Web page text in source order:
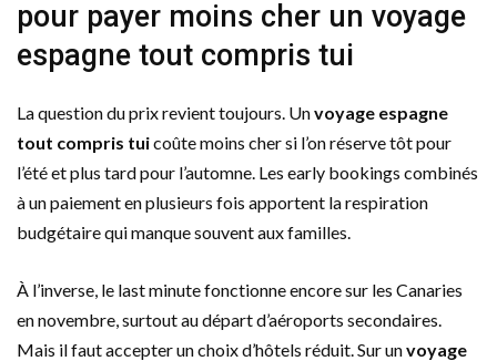
pour payer moins cher un voyage
espagne tout compris tui
La question du prix revient toujours. Unvoyage espagne
tout compris tuicoûte moins cher si l’on réserve tôt pour
l’été et plus tard pour l’automne. Les early bookings combinés
à un paiement en plusieurs fois apportent la respiration
budgétaire qui manque souvent aux familles.
À l’inverse, le last minute fonctionne encore sur les Canaries
en novembre, surtout au départ d’aéroports secondaires.
Mais il faut accepter un choix d’hôtels réduit. Sur unvoyage